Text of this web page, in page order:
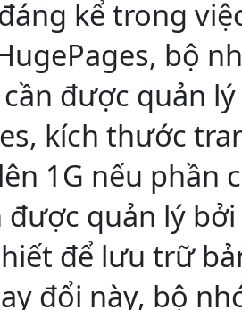
kể trong
bộ
được quản
kích thước
1G nếu phần
được quản lý
để lưu trữ
đổi này, bộ